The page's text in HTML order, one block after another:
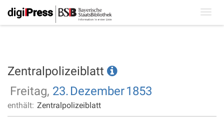
Zentralpolizeiblatt
Freitag, 23. Dezember1853
enthält: Zentralpolizeiblatt